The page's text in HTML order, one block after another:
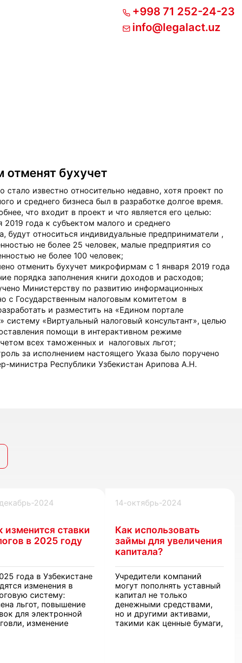
+998 71 252-24-23
info@legalact.uz
бухучет
стало известно относительно недавно, хотя проект по
и среднего бизнеса был в разработке долгое время.
что входит в проект и что является его целью:
2019 года к субъектом малого и среднего
будут относиться индивидуальные предприниматели ,
не более 25 человек, малые предприятия со
не более 100 человек;
отменить бухучет микрофирмам с 1 января 2019 года
порядка заполнения книги доходов и расходов;
Министерству по развитию информационных
с Государственным налоговым комитетом в
и разместить на «Едином портале
систему «Виртуальный налоговый консультант», целью
помощи в интерактивном режиме
всех таможенных и налоговых льгот;
за исполнением настоящего Указа было поручено
министра Республики Узбекистан Арипова А.Н.
2024
изменится ставки
в 2025 году
года в Узбекистане
изменения в
систему:
льгот, повышение
для электронной
изменение
14-октябрь-2024
Как использовать
займы для увеличения
капитала?
Учредители компаний
могут пополнять уставный
капитал не только
денежными средствами,
но и другими активами,
такими как ценные бумаги,